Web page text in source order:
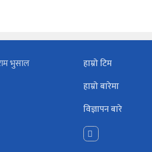
भुसाल
हाम्रो टिम
हाम्रो बारेमा
विज्ञापन बारे